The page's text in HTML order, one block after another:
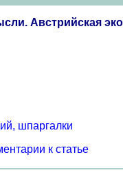
Австрийская
шпаргалки
к статье